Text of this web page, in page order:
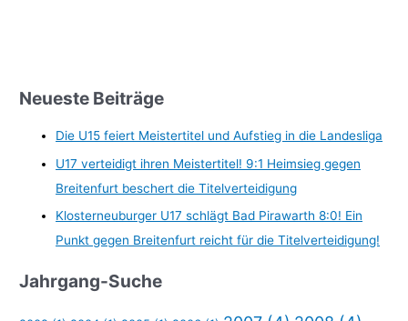
Neueste Beiträge
Die U15 feiert Meistertitel und Aufstieg in die Landesliga
U17 verteidigt ihren Meistertitel! 9:1 Heimsieg gegen
Breitenfurt beschert die Titelverteidigung
Klosterneuburger U17 schlägt Bad Pirawarth 8:0! Ein
Punkt gegen Breitenfurt reicht für die Titelverteidigung!
Jahrgang-Suche